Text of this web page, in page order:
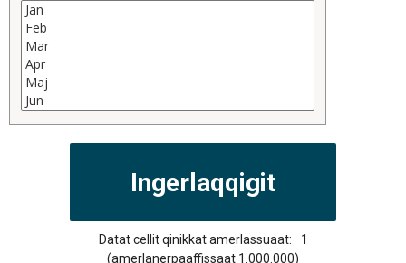
Datat cellit qinikkat amerlassuaat:
1
(amerlanerpaaffissaat 1.000.000)